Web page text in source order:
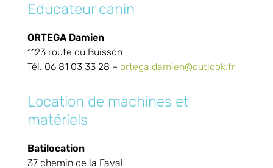
Educateur canin
ORTEGA Damien
1123 route du Buisson
Tél. 06 81 03 33 28 – ortega.damien@outlook.fr
Location de machines et
matériels
Batilocation
37 chemin de la Faval